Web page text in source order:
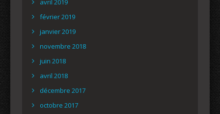
avril 2019
février 2019
janvier 2019
novembre 2018
juin 2018
avril 2018
décembre 2017
octobre 2017